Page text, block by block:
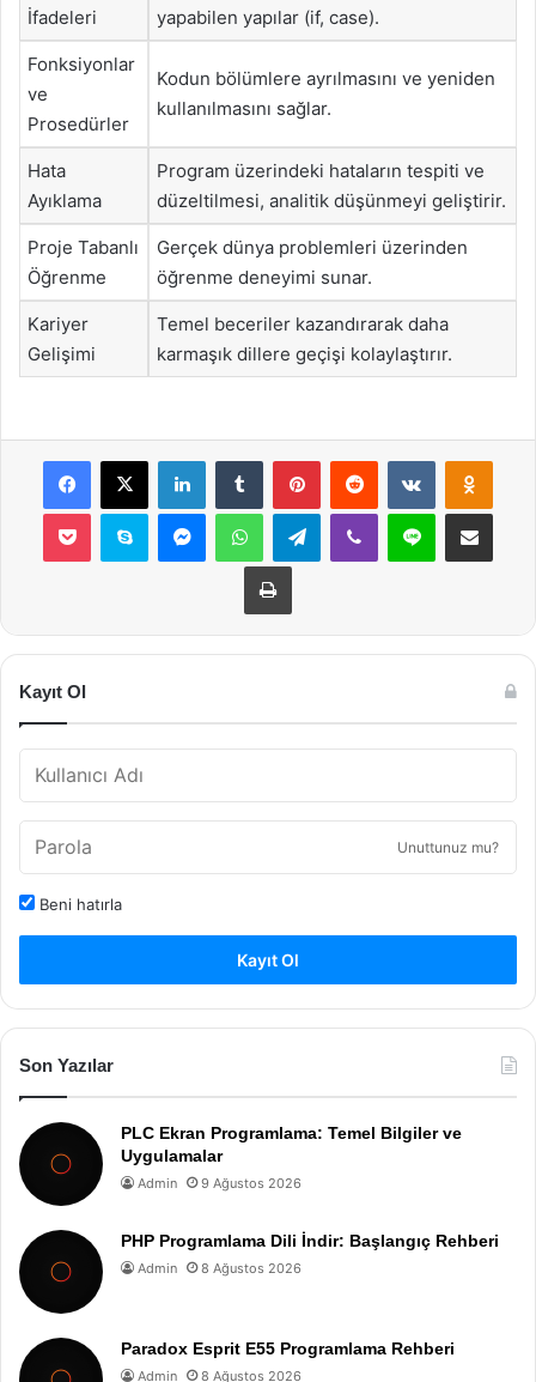
İfadeleri
yapabilen yapılar (if, case).
Fonksiyonlar
ve
Prosedürler
Kodun bölümlere ayrılmasını ve yeniden
kullanılmasını sağlar.
Hata
Ayıklama
Program üzerindeki hataların tespiti ve
düzeltilmesi, analitik düşünmeyi geliştirir.
Proje Tabanlı
Öğrenme
Gerçek dünya problemleri üzerinden
öğrenme deneyimi sunar.
Kariyer
Gelişimi
Temel beceriler kazandırarak daha
karmaşık dillere geçişi kolaylaştırır.
Facebook
X LinkedInTumblr PinterestReddit VKontakte
Pocket Skype MessengerWhatsAppTelegramViber Line E-Posta ile
Yazdır
Kayıt Ol
Unuttunuz mu?
Beni hatırla
Kayıt Ol
Son Yazılar
PLC Ekran Programlama: Temel Bilgiler ve
Uygulamalar
Admin 9 Ağustos 2026
PHP Programlama Dili İndir: Başlangıç Rehberi
Admin 8 Ağustos 2026
Paradox Esprit E55 Programlama Rehberi
Admin 8 Ağustos 2026